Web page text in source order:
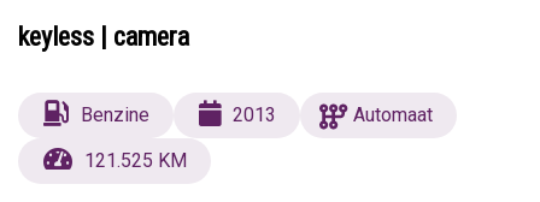
keyless | camera
Benzine 2013
Automaat
121.525 KM